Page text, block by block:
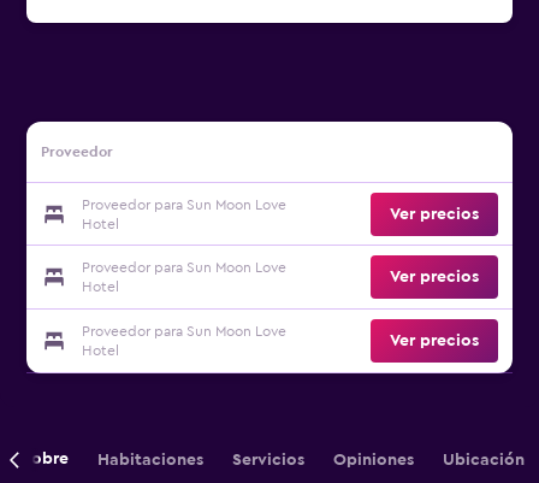
Proveedor
Proveedor para Sun Moon Love
Hotel
Ver precios
Proveedor para Sun Moon Love
Hotel
Ver precios
Proveedor para Sun Moon Love
Hotel
Ver precios
Sobre Habitaciones Servicios Opiniones Ubicación